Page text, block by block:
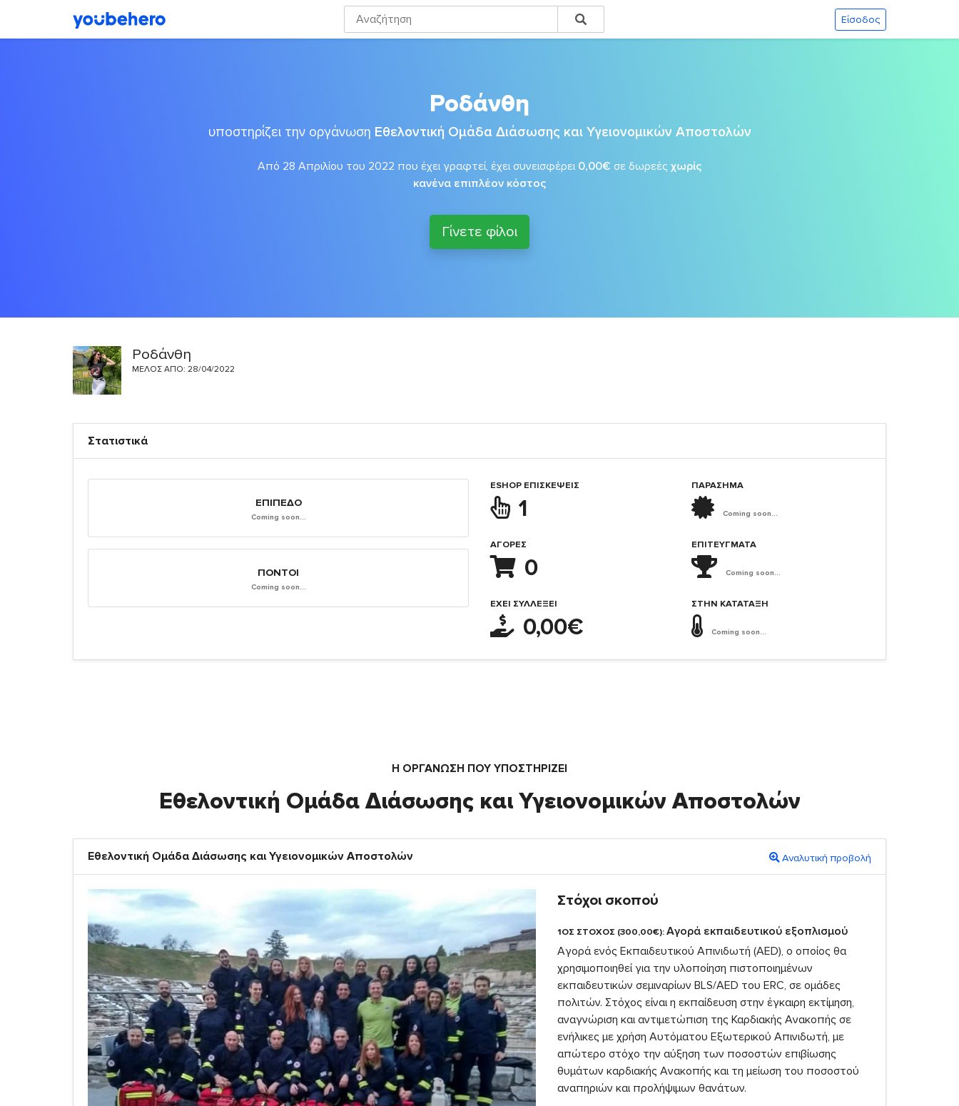
Είσοδος
Ροδάνθη
υποστηρίζει την οργάνωση Εθελοντική Ομάδα Διάσωσης και Υγειονομικών Αποστολών
Από 28 Απριλίου του 2022 που έχει γραφτεί, έχει συνεισφέρει 0,00€ σε δωρεές χωρίς
κανένα επιπλέον κόστος
Γίνετε φίλοι
Ροδάνθη
ΜΈΛΟΣ ΑΠΌ: 28/04/2022
Στατιστικά
ΕΠΊΠΕΔΟ
Coming soon...
ΠΌΝΤΟΙ
Coming soon...
ESHOP ΕΠΙΣΚΈΨΕΙΣ
1
ΑΓΟΡΈΣ
0
ΈΧΕΙ ΣΥΛΛΈΞΕΙ
0,00€
ΠΑΡΑΣΗΜΑ
Coming soon...
ΕΠΙΤΕΎΓΜΑΤΑ
Coming soon...
ΣΤΗΝ ΚΑΤΆΤΑΞΗ
Coming soon...
Η ΟΡΓΆΝΩΣΗ ΠΟΥ ΥΠΟΣΤΗΡΙΖΕΙ
Εθελοντική Ομάδα Διάσωσης και Υγειονομικών Αποστολών
Εθελοντική Ομάδα Διάσωσης και Υγειονομικών Αποστολών Αναλυτική προβολή
Στόχοι σκοπού
1ΟΣ ΣΤΟΧΟΣ (300,00€):Αγορά εκπαιδευτικού εξοπλισμού
Αγορά ενός Εκπαιδευτικού Απινιδωτή (AED), ο οποίος θα
χρησιμοποιηθεί για την υλοποίηση πιστοποιημένων
εκπαιδευτικών σεμιναρίων BLS/AED του ERC, σε ομάδες
πολιτών. Στόχος είναι η εκπαίδευση στην έγκαιρη εκτίμηση,
αναγνώριση και αντιμετώπιση της Καρδιακής Ανακοπής σε
ενήλικες με χρήση Αυτόματου Εξωτερικού Απινιδωτή, με
απώτερο στόχο την αύξηση των ποσοστών επιβίωσης
θυμάτων καρδιακής Ανακοπής και τη μείωση του ποσοστού
αναπηριών και προλήψιμων θανάτων.